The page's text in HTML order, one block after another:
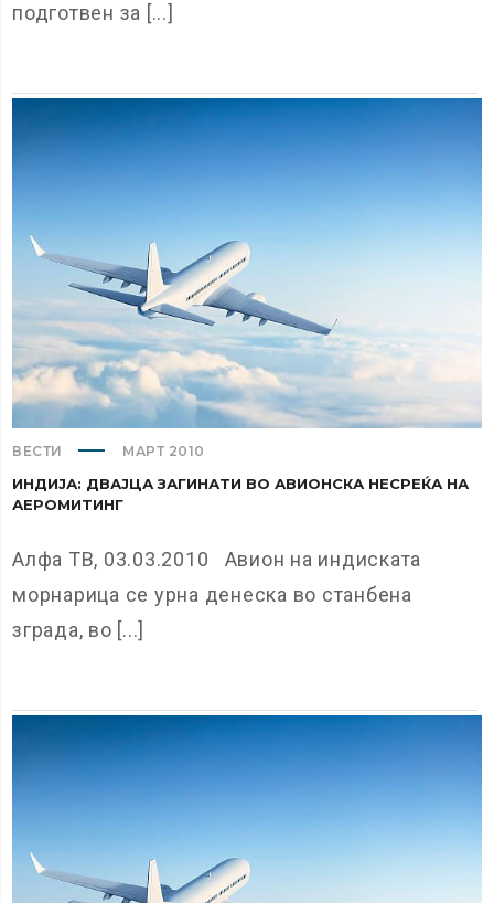
подготвен за [...]
ВЕСТИ МАРТ 2010
ИНДИЈА: ДВАЈЦА ЗАГИНАТИ ВО АВИОНСКА НЕСРЕЌА НА
АЕРОМИТИНГ
Алфа ТВ, 03.03.2010 Авион на индиската
морнарица се урна денеска во станбена
зграда, во [...]